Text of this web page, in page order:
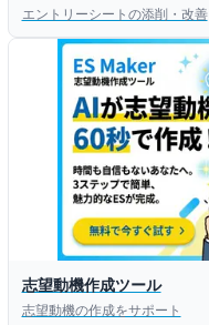
てほしい！
エントリーシートの添削・改善
志望動機作成ツール
志望動機の作成をサポート